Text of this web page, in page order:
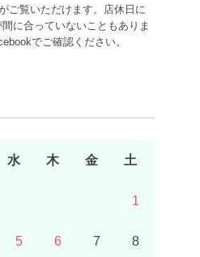
ご覧いただけます。店休日に
に合っていないこともありま
でご確認ください。
水 木 金 土
1
5 6 7 8